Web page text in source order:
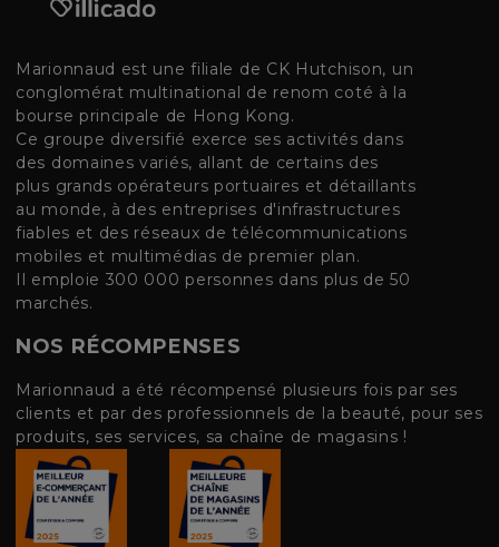
Marionnaud est une filiale de CK Hutchison, un
conglomérat multinational de renom coté à la
bourse principale de Hong Kong.
Ce groupe diversifié exerce ses activités dans
des domaines variés, allant de certains des
plus grands opérateurs portuaires et détaillants
au monde, à des entreprises d'infrastructures
fiables et des réseaux de télécommunications
mobiles et multimédias de premier plan.
Il emploie 300 000 personnes dans plus de 50
marchés.
NOS RÉCOMPENSES
Marionnaud a été récompensé plusieurs fois par ses
clients et par des professionnels de la beauté, pour ses
produits, ses services, sa chaîne de magasins !